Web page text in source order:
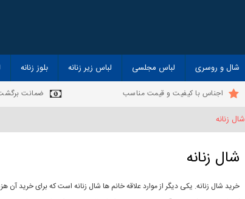
شال و روسری لباس مجلسی لباس زیر زنانه بلوز زنانه
اجناس با کیفیت و قیمت مناسب ضمانت برگشت
شال زنانه
شال زنانه
خرید شال زنانه. یکی دیگر از موارد علاقه خانم ها شال زنانه است که برای خرید